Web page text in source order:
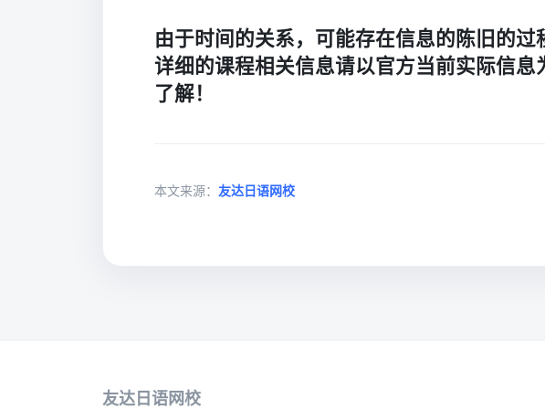
由于时间的关系，可能存在信息的陈旧的过
详细的课程相关信息请以官方当前实际信
了解！
本文来源： 友达日语网校
友达日语网校